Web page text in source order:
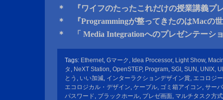
＊ 『ワイフのたったこれだけの授業講義プ
＊ 『Programmingが整ってきたのはMacの
＊ 「 Media Integrationへのプレゼンテーシ
Tags: Ethernet, Gマーク , Idea Processor, Light Show,
タ , NeXT Station, OpenSTEP, Program, SGI , SUN , UNIX,
とう , いい加減, インターラクションデザイン賞, エコロジ
エコロジカル・デザイン, ケーブル, ゴミ箱アイコン, サー
パスワード, ブラックホール, プレゼ画面, マルチタスク方式